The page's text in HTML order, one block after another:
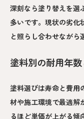
深刻なら塗り替えを選
多いです。現状の劣化
と照らし合わせながら
塗料別の耐用年
塗料選びは寿命と費用
材や施工環境で最適解
るほど単価が上がる傾